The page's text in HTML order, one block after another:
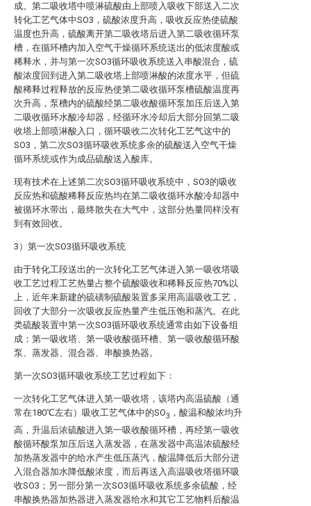
成。第二吸收塔中喷淋硫酸由上部喷入吸收下部送入二次
转化工艺气体中SO3，硫酸浓度升高，吸收反应热使硫酸
温度也升高，硫酸离开第二吸收塔后进入第二吸收循环泵
槽，在循环槽内加入空气干燥循环系统送出的低浓度酸或
稀释水，并与第一次SO3循环吸收系统送入串酸混合，硫
酸浓度回到进入第二吸收塔上部喷淋酸的浓度水平，但硫
酸稀释过程释放的反应热使第二吸收循环泵槽硫酸温度再
次升高，泵槽内的硫酸经第二吸收酸循环泵加压后送入第
二吸收循环水酸冷却器，经循环水冷却后大部分回第二吸
收塔上部喷淋酸入口，循环吸收二次转化工艺气这中的
SO3，第二次SO3循环吸收系统多余的硫酸送入空气干燥
循环系统或作为成品硫酸送入酸库。
现有技术在上述第二次SO3循环吸收系统中，SO3的吸收
反应热和硫酸稀释反应热均在第二吸收循环水酸冷却器中
被循环水带出，最终散失在大气中，这部分热量同样没有
到有效回收。
3）第一次SO3循环吸收系统
由于转化工段送出的一次转化工艺气体进入第一吸收塔吸
收工艺过程工艺热量占整个硫酸吸收和稀释反应热70%以
上，近年来新建的硫磺制硫酸装置多采用高温吸收工艺，
回收了大部分一次吸收反应热量产生低压饱和蒸汽。在此
类硫酸装置中第一次SO3循环吸收系统通常由如下设备组
成：第一吸收塔、第一吸收酸循环槽、第一吸收酸循环酸
泵、蒸发器、混合器、串酸换热器。
第一次SO3循环吸收系统工艺过程如下：
一次转化工艺气体进入第一吸收塔，该塔内高温硫酸（通
常在180℃左右）吸收工艺气体中的SO3 ，酸温和酸浓均升
高，升温后浓硫酸进入第一吸收酸循环槽，再经第一吸收
酸循环酸泵加压后送入蒸发器，在蒸发器中高温浓硫酸经
加热蒸发器中的给水产生低压蒸汽，酸温降低后大部分进
入混合器加水降低酸浓度，而后再送入高温吸收塔循环吸
收SO3；另一部分第一次SO3循环吸收系统多余硫酸，经
串酸换热器加热器进入蒸发器给水和其它工艺物料后酸温